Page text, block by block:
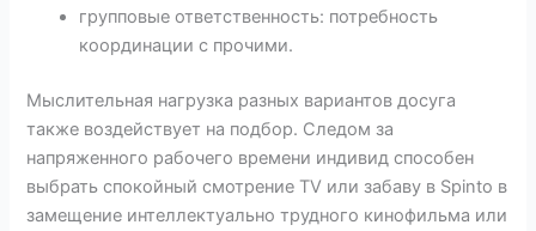
групповые ответственность: потребность
координации с прочими.
Мыслительная нагрузка разных вариантов досуга
также воздействует на подбор. Следом за
напряженного рабочего времени индивид способен
выбрать спокойный смотрение TV или забаву в Spinto в
замещение интеллектуально трудного кинофильма или